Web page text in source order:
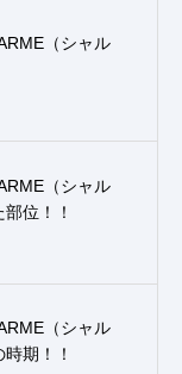
（シャル
（シャル
位！！
（シャル
期！！